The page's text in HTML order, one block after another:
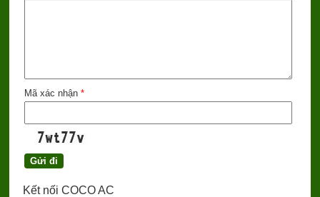
Mã xác nhận *
Kết nối COCO AC